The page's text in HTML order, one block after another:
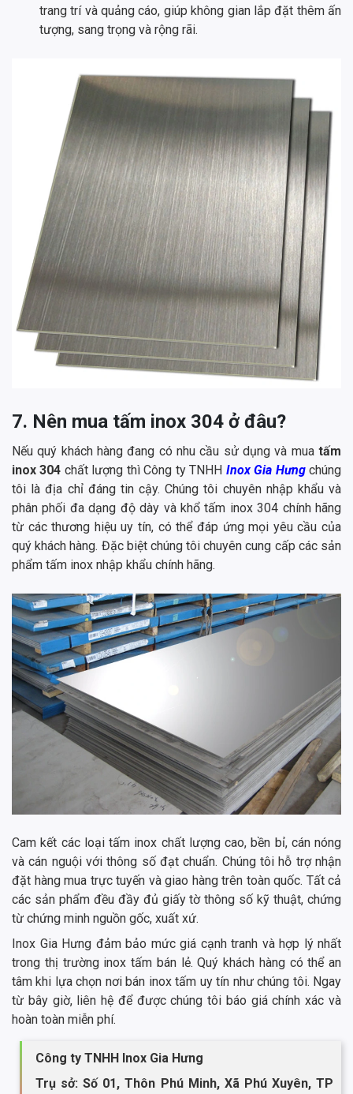
trang trí và quảng cáo, giúp không gian lắp đặt thêm ấn
tượng, sang trọng và rộng rãi.
7. Nên mua tấm inox 304 ở đâu?
Nếu quý khách hàng đang có nhu cầu sử dụng và mua tấm
inox 304 chất lượng thì Công ty TNHH Inox Gia Hưngchúng
tôi là địa chỉ đáng tin cậy. Chúng tôi chuyên nhập khẩu và
phân phối đa dạng độ dày và khổ tấm inox 304 chính hãng
từ các thương hiệu uy tín, có thể đáp ứng mọi yêu cầu của
quý khách hàng. Đặc biệt chúng tôi chuyên cung cấp các sản
phẩm tấm inox nhập khẩu chính hãng.
Cam kết các loại tấm inox chất lượng cao, bền bỉ, cán nóng
và cán nguội với thông số đạt chuẩn. Chúng tôi hỗ trợ nhận
đặt hàng mua trực tuyến và giao hàng trên toàn quốc. Tất cả
các sản phẩm đều đầy đủ giấy tờ thông số kỹ thuật, chứng
từ chứng minh nguồn gốc, xuất xứ.
Inox Gia Hưng đảm bảo mức giá cạnh tranh và hợp lý nhất
trong thị trường inox tấm bán lẻ. Quý khách hàng có thể an
tâm khi lựa chọn nơi bán inox tấm uy tín như chúng tôi. Ngay
từ bây giờ, liên hệ để được chúng tôi báo giá chính xác và
hoàn toàn miễn phí.
Công ty TNHH Inox Gia Hưng
Trụ sở: Số 01, Thôn Phú Minh, Xã Phú Xuyên, TP